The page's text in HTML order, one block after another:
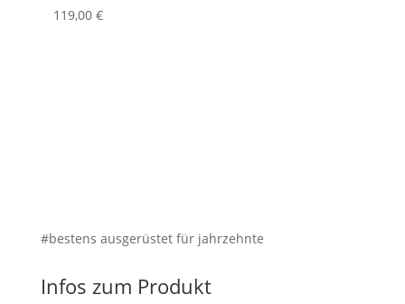
119,00 €
#bestens ausgerüstet für jahrzehnte
Infos zum Produkt